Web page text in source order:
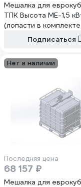
Мешалка для
ТПК Высота МЕ-1,5
(лопасти в
плоские, конусные)
редуктор мощностью
4687203000561
Подписаться
Нет в наличии
Последняя цена
68 157 ₽
Мешалка для